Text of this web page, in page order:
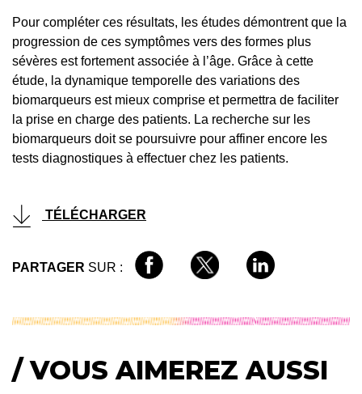
Pour compléter ces résultats, les études démontrent que la
progression de ces symptômes vers des formes plus
sévères est fortement associée à l’âge. Grâce à cette
étude, la dynamique temporelle des variations des
biomarqueurs est mieux comprise et permettra de faciliter
la prise en charge des patients. La recherche sur les
biomarqueurs doit se poursuivre pour affiner encore les
tests diagnostiques à effectuer chez les patients.
TÉLÉCHARGER
PARTAGER SUR :
/ VOUS AIMEREZ AUSSI